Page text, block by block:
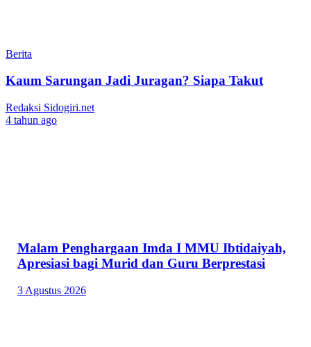
Berita
Kaum Sarungan Jadi Juragan? Siapa Takut
Redaksi Sidogiri.net
4 tahun ago
Malam Penghargaan Imda I MMU Ibtidaiyah,
Apresiasi bagi Murid dan Guru Berprestasi
3 Agustus 2026